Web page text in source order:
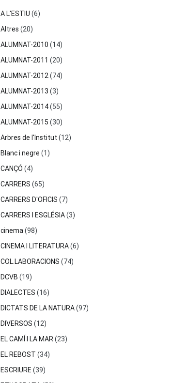
A L'ESTIU (6)
Altres (20)
ALUMNAT-2010 (14)
ALUMNAT-2011 (20)
ALUMNAT-2012 (74)
ALUMNAT-2013 (3)
ALUMNAT-2014(55)
ALUMNAT-2015 (30)
Arbres de l'Institut (12)
Blanc i negre (1)
CANÇÓ (4)
CARRERS (65)
CARRERS D'OFICIS (7)
CARRERS I ESGLÉSIA(3)
cinema (98)
CINEMA I LITERATURA(6)
COL.LABORACIONS (74)
DCVB (19)
DIALECTES (16)
DICTATS DE LA NATURA(97)
DIVERSOS (12)
EL CAMÍ I LA MAR (23)
EL REBOST (34)
ESCRIURE (39)